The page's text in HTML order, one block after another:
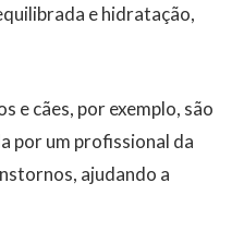
e hidratação,
e cães, por exemplo, são
por um profissional da
ajudando a